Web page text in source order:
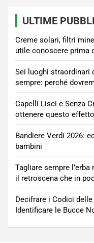
ULTIME
Creme solari, filtri
utile conoscere prima
Sei luoghi straordinari
sempre: perché
Capelli Lisci e Senza
ottenere questo effetto
Bandiere Verdi 2026:
bambini
Tagliare sempre
il retroscena che in
Decifrare i Codici
Identificare le Bucce